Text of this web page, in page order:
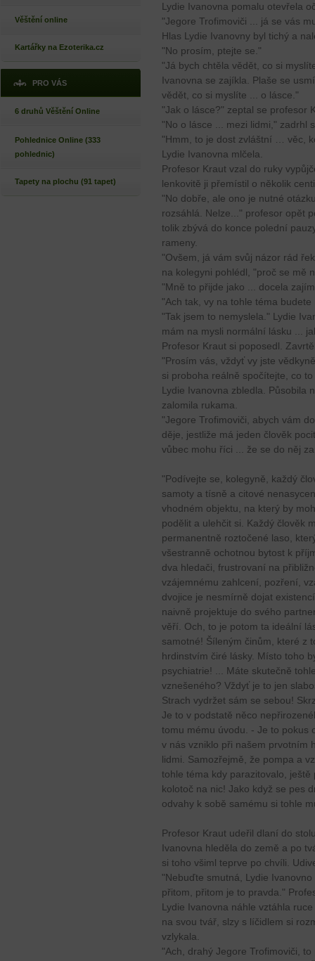
Věštění online
Kartářky na Ezoterika.cz
PRO VÁS
6 druhů Věštění Online
Pohlednice Online (333
pohlednic)
Tapety na plochu (91 tapet)
Lydie Ivanovna pomalu otevřela
"Jegore Trofimoviči ... já se vás
Hlas Lydie Ivanovny byl tichý a
"No prosím, ptejte se."
"Já bych chtěla vědět, co si
Ivanovna se zajíkla. Plaše se
vědět, co si myslíte ... o lásce."
"Jak o lásce?" zeptal se profesor
"No o lásce ... mezi lidmi," zadrhl
"Hmm, to je dost zvláštní … věc,
Lydie Ivanovna mlčela.
Profesor Kraut vzal do ruky
lenkovitě ji přemístil o několik
"No dobře, ale ono je nutné
rozsáhlá. Nelze..." profesor opět
tolik zbývá do konce polední
rameny.
"Ovšem, já vám svůj názor rád
na kolegyni pohlédl, "proč se mě
"Mně to přijde jako ... docela
"Ach tak, vy na tohle téma budete
"Tak jsem to nemyslela." Lydie
mám na mysli normální lásku ...
Profesor Kraut si poposedl.
"Prosím vás, vždyť vy jste
si proboha reálně spočítejte, co
Lydie Ivanovna zbledla. Působila
zalomila rukama.
"Jegore Trofimoviči, abych vám
děje, jestliže má jeden člověk
vůbec mohu říci ... že se do něj
"Podívejte se, kolegyně, každý
samoty a tísně a citové
vhodném objektu, na který by
podělit a ulehčit si. Každý člověk
permanentně roztočené laso,
všestranně ochotnou bytost k
dva hledači, frustrovaní na
vzájemnému zahlcení, pozření,
dvojice je nesmírně dojat
naivně projektuje do svého
věří. Och, to je potom ta ideální
samotné! Šíleným činům, které z
hrdinstvím čiré lásky. Místo toho
psychiatrie! ... Máte skutečně
vznešeného? Vždyť je to jen
Strach vydržet sám se sebou!
Je to v podstatě něco
tomu mému úvodu. - Je to pokus
v nás vzniklo při našem prvotním
lidmi. Samozřejmě, že pompa a
tohle téma kdy parazitovalo,
kolotoč na nic! Jako když se pes
odvahy k sobě samému si tohle
Profesor Kraut udeřil dlaní do
Ivanovna hleděla do země a po
si toho všiml teprve po chvíli.
"Nebuďte smutná, Lydie
přitom, přitom je to pravda."
Lydie Ivanovna náhle vztáhla
na svou tvář, slzy s líčidlem si
vzlykala.
"Ach, drahý Jegore Trofimoviči,